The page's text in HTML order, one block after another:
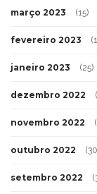
março 2023 (15)
fevereiro 2023
janeiro 2023 (25)
dezembro 2022
novembro 2022
outubro 2022
setembro 2022